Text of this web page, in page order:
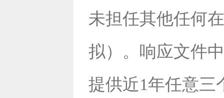
未担任其他任何
拟）。响应文件
提供近1年任意三